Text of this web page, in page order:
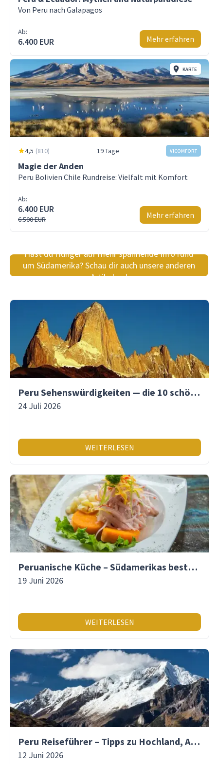
Von Peru nach Galapagos
Ab:
6.400 EUR Mehr erfahren
KARTE
4,5 (810) 19 Tage VICOMFORT
Magie der Anden
Peru Bolivien Chile Rundreise: Vielfalt mit Komfort
Ab:
6.400 EUR
6.500 EUR Mehr erfahren
Hast du Hunger auf mehr spannende Info rund
um Südamerika? Schau dir auch unsere anderen
Artikel an!
Peru Sehenswürdigkeiten — die 10 schönsten Orte
24 Juli 2026
WEITERLESEN
Peruanische Küche – Südamerikas beste Gastronomie
19 Juni 2026
WEITERLESEN
Peru Reiseführer – Tipps zu Hochland, Amazonas & Inka-Erbe
12 Juni 2026